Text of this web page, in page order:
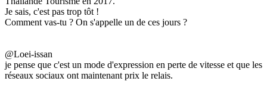
Je sais, c'est pas trop tôt !
Comment vas-tu ? On s'appelle un de ces jours ?
@Loei-issan
je pense que c'est un mode d'expression en perte de vitesse et que les
réseaux sociaux ont maintenant prix le relais.